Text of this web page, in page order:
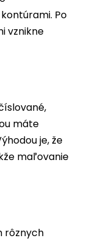
Po
vznikne
máte
je, že
maľovanie
rôznych